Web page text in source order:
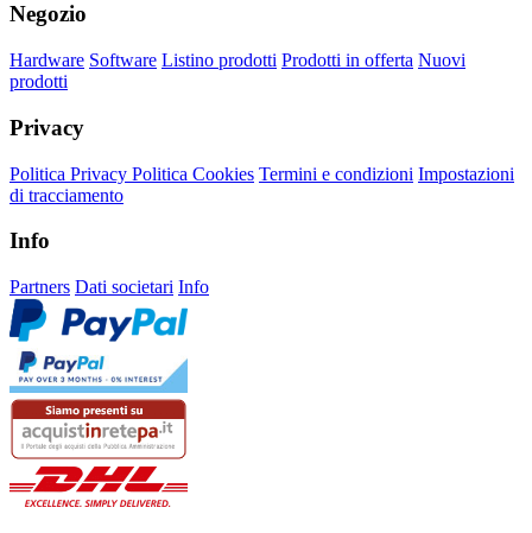
Negozio
Hardware Software Listino prodotti Prodotti in offerta Nuovi
prodotti
Privacy
Politica Privacy Politica Cookies Termini e condizioni Impostazioni
di tracciamento
Info
Partners Dati societari Info